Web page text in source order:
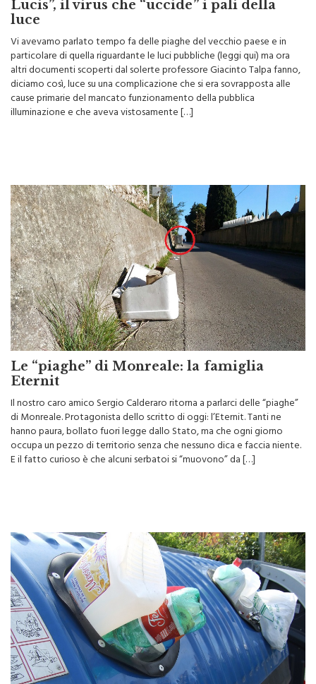
Le piaghe di Monreale: “Xylella Pali
Lucis”, il virus che “uccide” i pali della
luce
Vi avevamo parlato tempo fa delle piaghe del vecchio paese e in
particolare di quella riguardante le luci pubbliche (leggi qui) ma ora
altri documenti scoperti dal solerte professore Giacinto Talpa fanno,
diciamo così, luce su una complicazione che si era sovrapposta alle
cause primarie del mancato funzionamento della pubblica
Le “piaghe” di Monreale: la famiglia
Eternit
Il nostro caro amico Sergio Calderaro ritorna a parlarci delle “piaghe”
di Monreale. Protagonista dello scritto di oggi: l’Eternit. Tanti ne
hanno paura, bollato fuori legge dallo Stato, ma che ogni giorno
occupa un pezzo di territorio senza che nessuno dica e faccia niente.